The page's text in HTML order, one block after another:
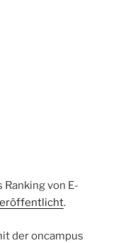
von E-
.
der oncampus